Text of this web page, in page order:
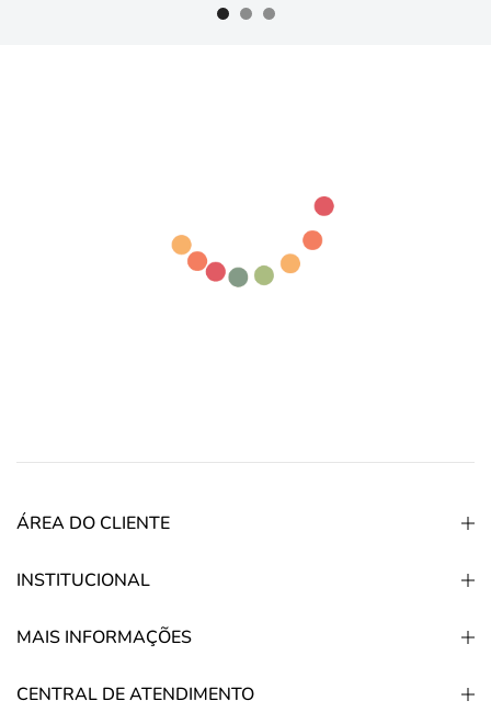
ÁREA DO CLIENTE
INSTITUCIONAL
MAIS INFORMAÇÕES
CENTRAL DE ATENDIMENTO